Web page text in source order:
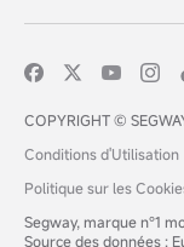
COPYRIGHT ©
Conditions d'Utilisation
Politique sur les
Segway, marque n°1
Source des données :